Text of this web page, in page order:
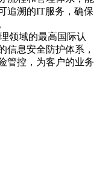
追溯的IT服务，确保
领域的最高国际认
信息安全防护体系，
管控，为客户的业务